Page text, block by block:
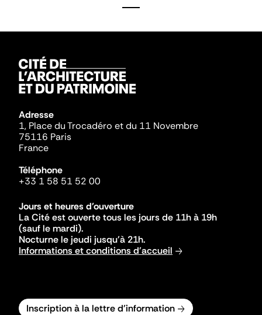
Adresse
1, Place du Trocadéro et du 11 Novembre
75116 Paris
France
Téléphone
+33 1 58 51 52 00
Jours et heures d'ouverture
La Cité est ouverte tous les jours de 11h à 19h
(sauf le mardi).
Nocturne le jeudi jusqu'à 21h.
Informations et conditions d'accueil
Inscription à la lettre d'information